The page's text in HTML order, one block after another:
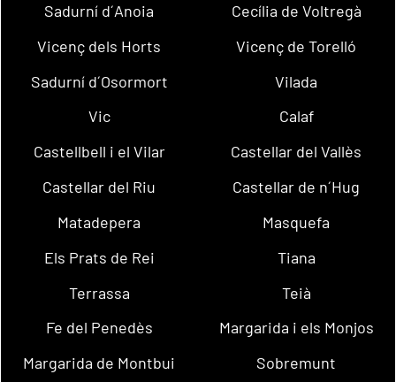
Sadurní d´Anoia
Cecília de Voltregà
Vicenç dels Horts
Vicenç de Torelló
Sadurní d´Osormort
Vilada
Vic
Calaf
Castellbell i el Vilar
Castellar del Vallès
Castellar del Riu
Castellar de n´Hug
Matadepera
Masquefa
Els Prats de Rei
Tiana
Terrassa
Teià
Fe del Penedès
Margarida i els Monjos
Margarida de Montbui
Sobremunt